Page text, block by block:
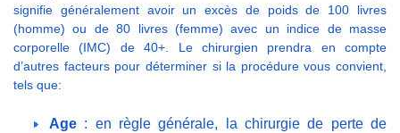
signifie généralement avoir un excès de poids de 100 livres
(homme) ou de 80 livres (femme) avec un indice de masse
corporelle (IMC) de 40+. Le chirurgien prendra en compte
d’autres facteurs pour déterminer si la procédure vous convient,
tels que:
Age : en règle générale, la chirurgie de perte de